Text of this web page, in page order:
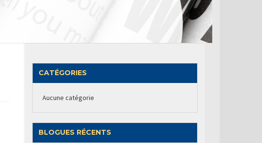
CATÉGORIES
Aucune catégorie
BLOGUES RÉCENTS